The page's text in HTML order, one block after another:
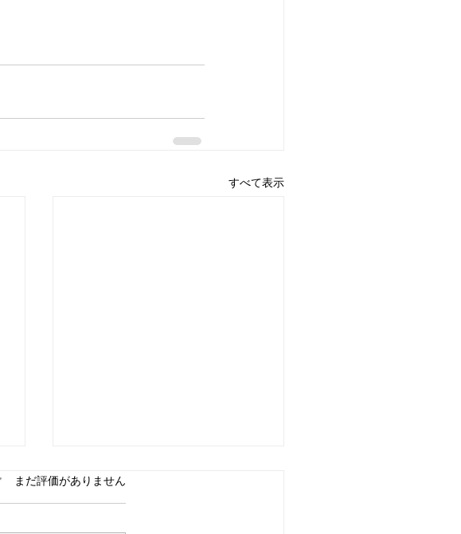
すべて表示
0と評価されています。
まだ評価がありません